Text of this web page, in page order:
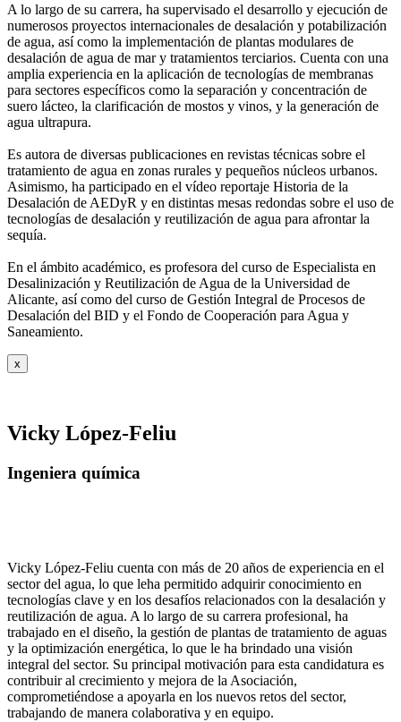
A lo largo de su carrera, ha supervisado el desarrollo y ejecución de
numerosos proyectos internacionales de desalación y potabilización
de agua, así como la implementación de plantas modulares de
desalación de agua de mar y tratamientos terciarios. Cuenta con una
amplia experiencia en la aplicación de tecnologías de membranas
para sectores específicos como la separación y concentración de
suero lácteo, la clarificación de mostos y vinos, y la generación de
agua ultrapura.
Es autora de diversas publicaciones en revistas técnicas sobre el
tratamiento de agua en zonas rurales y pequeños núcleos urbanos.
Asimismo, ha participado en el vídeo reportaje Historia de la
Desalación de AEDyR y en distintas mesas redondas sobre el uso de
tecnologías de desalación y reutilización de agua para afrontar la
sequía.
En el ámbito académico, es profesora del curso de Especialista en
Desalinización y Reutilización de Agua de la Universidad de
Alicante, así como del curso de Gestión Integral de Procesos de
Desalación del BID y el Fondo de Cooperación para Agua y
Saneamiento.
x
Vicky López-Feliu
Ingeniera química
Vicky López-Feliu cuenta con más de 20 años de experiencia en el
sector del agua, lo que leha permitido adquirir conocimiento en
tecnologías clave y en los desafíos relacionados con la desalación y
reutilización de agua. A lo largo de su carrera profesional, ha
trabajado en el diseño, la gestión de plantas de tratamiento de aguas
y la optimización energética, lo que le ha brindado una visión
integral del sector. Su principal motivación para esta candidatura es
contribuir al crecimiento y mejora de la Asociación,
comprometiéndose a apoyarla en los nuevos retos del sector,
trabajando de manera colaborativa y en equipo.